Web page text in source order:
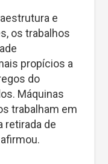
e
os trabalhos
propícios a
do
Máquinas
trabalham em
retirada de